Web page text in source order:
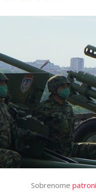
a
A
p
p
n
I
n
c
o
k
i
r
p
n
k
Sobrenome